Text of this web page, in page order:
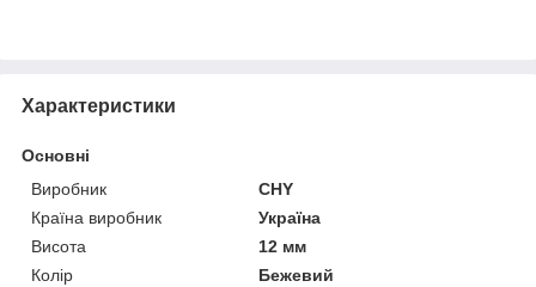
Характеристики
Основні
Виробник
CHY
Країна виробник
Україна
Висота
12 мм
Колір
Бежевий